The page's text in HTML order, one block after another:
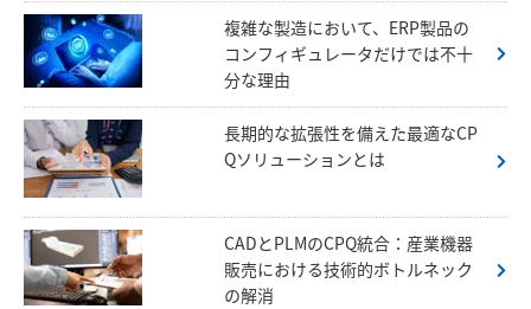
複雑な製造において、ERP製品の
コンフィギュレータだけでは不十
分な理由
長期的な拡張性を備えた最適なCP
Qソリューションとは
CADとPLMのCPQ統合：産業機器
販売における技術的ボトルネック
の解消